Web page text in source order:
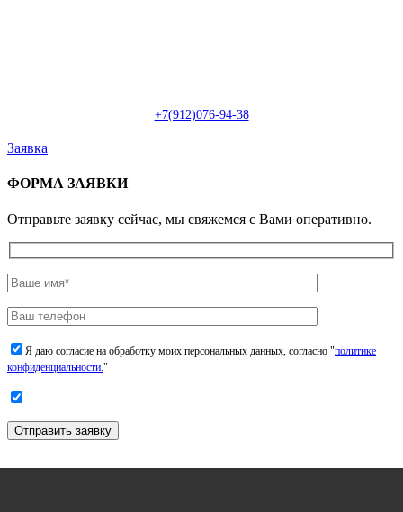
+7(912)076-94-38
Заявка
ФОРМА ЗАЯВКИ
Отправьте заявку сейчас, мы свяжемся с Вами оперативно.
Я даю согласие на обработку моих персональных данных, согласно "политике
конфиденциальности."
Отправить заявку